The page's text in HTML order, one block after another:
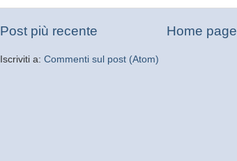
Post più recente Home page
Iscriviti a: Commenti sul post (Atom)